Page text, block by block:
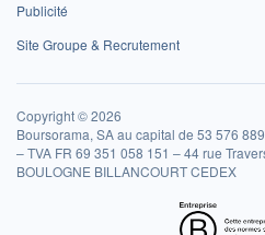
Publicité
Site Groupe & Recrutement
Copyright © 2026
Boursorama, SA au capital de 53 576
– TVA FR 69 351 058 151 – 44 rue
BOULOGNE BILLANCOURT CEDEX